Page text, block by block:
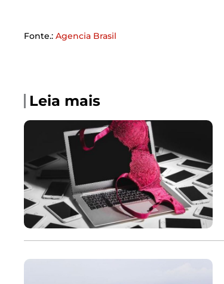
Fonte.: Agencia Brasil
Leia mais